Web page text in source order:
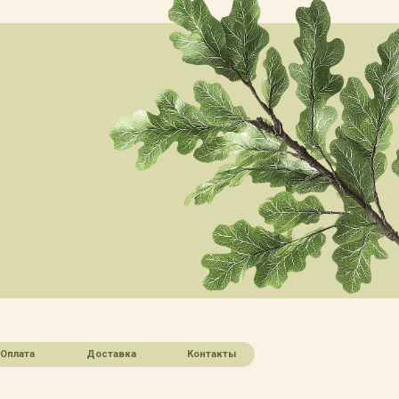
Оплата Доставка Контакты